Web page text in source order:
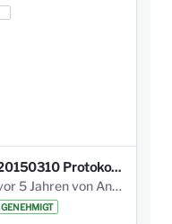
20150310 Protokoll Bismarckplatz_UrbanG_02.pdf
vor 5 Jahren von Anni Schlumberger
GENEHMIGT